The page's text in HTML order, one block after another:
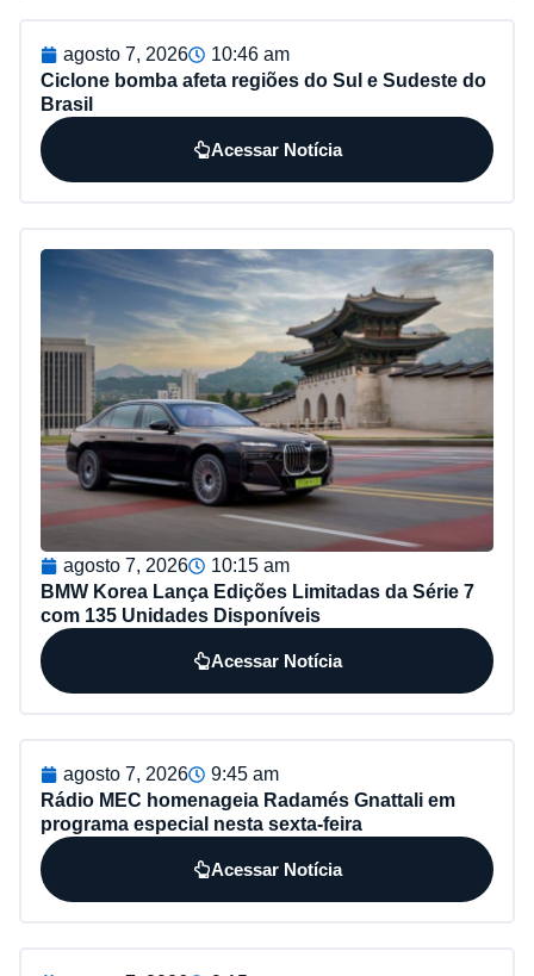
agosto 7, 2026
10:46 am
Ciclone bomba afeta regiões do Sul e Sudeste do
Brasil
Acessar Notícia
agosto 7, 2026
10:15 am
BMW Korea Lança Edições Limitadas da Série 7
com 135 Unidades Disponíveis
Acessar Notícia
agosto 7, 2026
9:45 am
Rádio MEC homenageia Radamés Gnattali em
programa especial nesta sexta-feira
Acessar Notícia